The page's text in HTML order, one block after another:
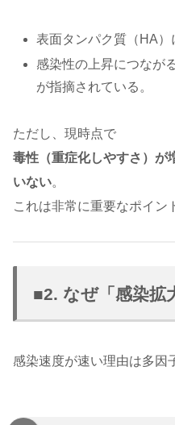
表面タンパク質（HA）
感染性の上昇につなが
が指摘されている。
ただし、現時点で
毒性（重症化しやすさ）が
いない。
これは非常に重要なポイン
■2. なぜ「感染拡
感染速度が速い理由は多因